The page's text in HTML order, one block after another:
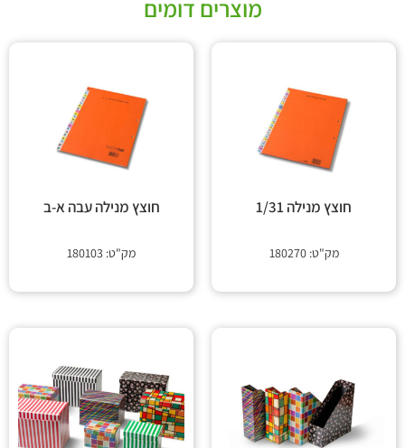
מוצרים דומים
חוצץ מנילה 1/31
מק"ט: 180270
חוצץ מנילה עבה א-ב
מק"ט: 180103